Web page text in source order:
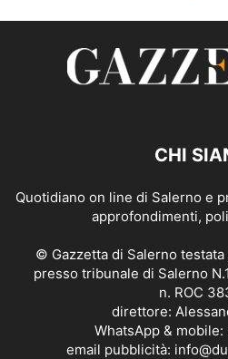
CHI
Quotidiano on line di Salerno e
approfondimenti,
© Gazzetta di Salerno
presso tribunale di Salerno
n. ROC
direttore:
WhatsApp &
email pubblicità: